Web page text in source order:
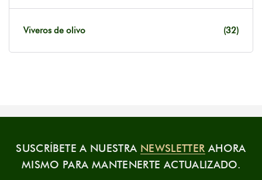
Viveros de olivo (32)
SUSCRÍBETE A NUESTRA NEWSLETTER AHORA
MISMO PARA MANTENERTE ACTUALIZADO.